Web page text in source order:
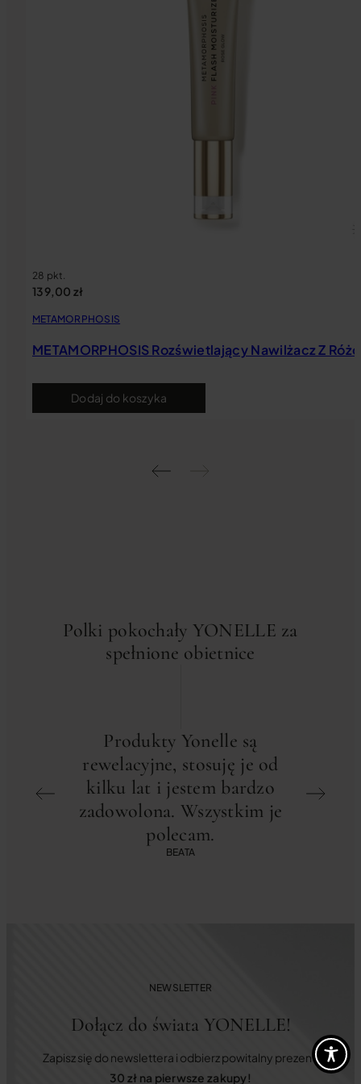
To autentyczne piękno – bez maski, […]
28 pkt.
139,00 zł
METAMORPHOSIS
METAMORPHOSIS Rozświetlający Nawilżacz Z
Dodaj do koszyka
Polki pokochały YONELLE za
spełnione obietnice
Produkty Yonelle są
rewelacyjne, stosuję je od
kilku lat i jestem bardzo
zadowolona. Wszystkim je
polecam.
BEATA
NEWSLETTER
Dołącz do świata YONELLE!
Zapisz się do newslettera i odbierz powitalny prezent:
30 zł na pierwsze zakupy!